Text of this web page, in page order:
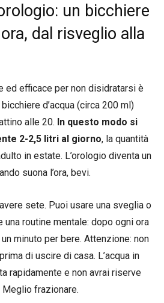
un bicchiere
dal risveglio alla
ed efficace per non disidratarsi è
d’acqua (circa 200 ml)
alle 20. In questo modo si
2-2,5 litri al giorno, la quantità
in estate. L’orologio diventa un
suona l’ora, bevi.
sete. Puoi usare una sveglia o
una routine mentale: dopo ogni ora
minuto per bere. Attenzione: non
di uscire di casa. L’acqua in
rapidamente e non avrai riserve
frazionare.